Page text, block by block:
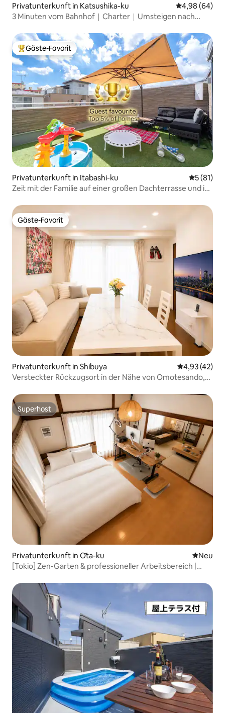
Privatunterkunft in Katsushika-ku
4,98 (64)
3 Minuten vom Bahnhof｜Charter｜Umsteigen nach
erforderlich｜9 Personen｜Direktbus nach Haneda｜
Kita-Senju｜KK
Beliebter Gäste-Favorit.
Gäste-Favorit
Privatunterkunft in Itabashi-ku
5 (81)
Zeit mit der Familie auf einer großen Dachterrasse und in
| 3 Schlafzimmer | 7 Betten | Dachterrasse
Gäste-Favorit
Gäste-Favorit
Privatunterkunft in Shibuya
4,93 (42)
Versteckter Rückzugsort in der Nähe von Omotesando,
Superhost
Superhost
Privatunterkunft in Ōta-ku Neue
Neu
[Tokio] Zen-Garten & professioneller Arbeitsbereich |